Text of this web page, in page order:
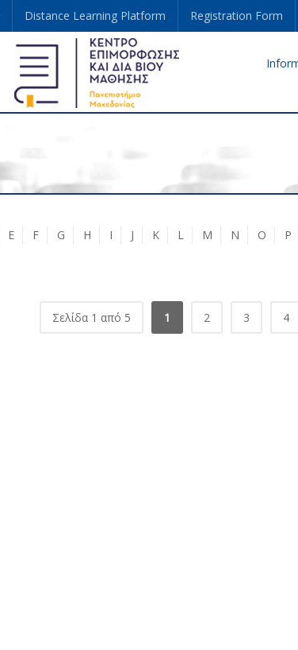
Distance Learning Platform Registration Form
E F G H I J K L M N O P
Σελίδα 1 από 5 1 2 3 4